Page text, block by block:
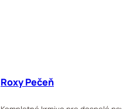
Roxy Pečeň